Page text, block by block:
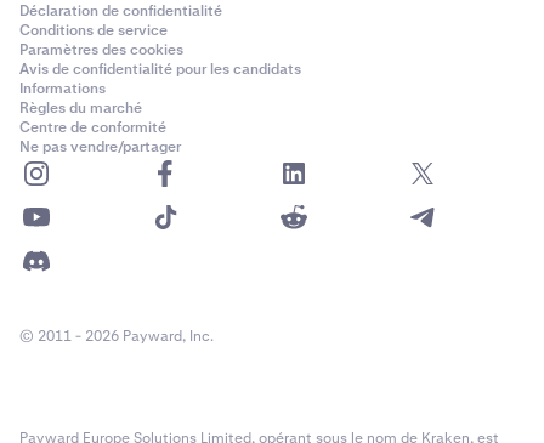
Déclaration de confidentialité
Conditions de service
Paramètres des cookies
Avis de confidentialité pour les candidats
Informations
Règles du marché
Centre de conformité
Ne pas vendre/partager
© 2011 - 2026 Payward, Inc.
Payward Europe Solutions Limited, opérant sous le nom de Kraken, est